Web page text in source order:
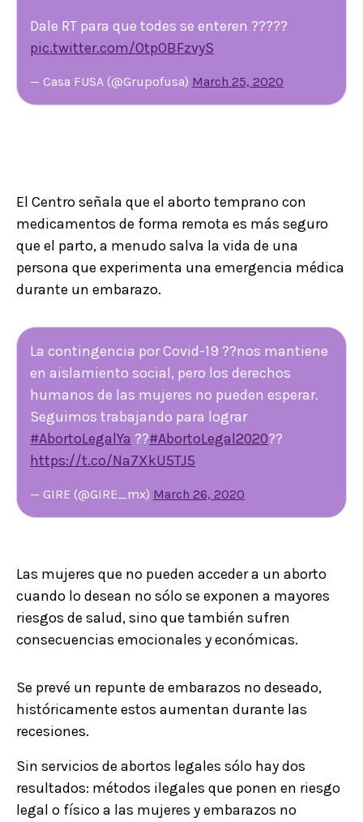
Dale RT para que todes se enteren ?????
pic.twitter.com/OtpOBFzvyS
— Casa FUSA (@Grupofusa) March 25, 2020
El Centro señala que el aborto temprano con
medicamentos de forma remota es más seguro
que el parto, a menudo salva la vida de una
persona que experimenta una emergencia médica
durante un embarazo.
La contingencia por Covid-19 ??nos mantiene
en aislamiento social, pero los derechos
humanos de las mujeres no pueden esperar.
Seguimos trabajando para lograr
#AbortoLegalYa ??#AbortoLegal2020??
https://t.co/Na7XkU5TJ5
— GIRE (@GIRE_mx) March 26, 2020
Las mujeres que no pueden acceder a un aborto
cuando lo desean no sólo se exponen a mayores
riesgos de salud, sino que también sufren
consecuencias emocionales y económicas.
Se prevé un repunte de embarazos no deseado,
históricamente estos aumentan durante las
recesiones.
Sin servicios de abortos legales sólo hay dos
resultados: métodos ilegales que ponen en riesgo
legal o físico a las mujeres y embarazos no